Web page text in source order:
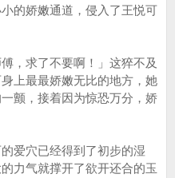
的娇嫩通道，侵入了王悦可
求了不要啊！」这猝不及
上最最娇嫩无比的地方，她
颤，接着因为惊恐万分，娇
穴已经得到了初步的湿
力气就撑开了欲开还合的玉